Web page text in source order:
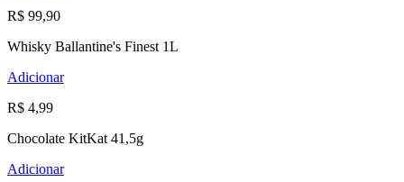
R$ 99,90
Whisky Ballantine's Finest 1L
Adicionar
R$ 4,99
Chocolate KitKat 41,5g
Adicionar